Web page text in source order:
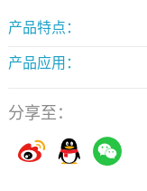
产品特点：
产品应用：
分享至：